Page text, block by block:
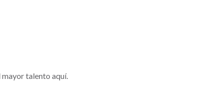
mayor talento aquí.